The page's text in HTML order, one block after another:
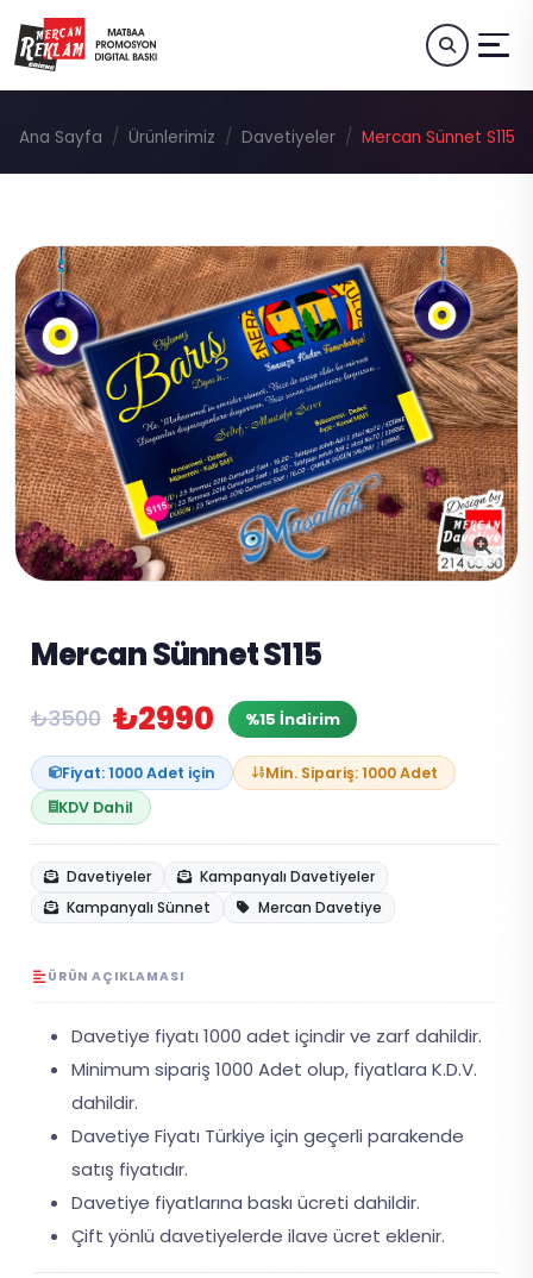
Ana Sayfa Ürünlerimiz Davetiyeler Mercan Sünnet S115
Mercan Sünnet S115
₺3500 ₺2990 %15 İndirim
Fiyat: 1000 Adet için
Min. Sipariş: 1000 Adet
KDV Dahil
Davetiyeler
Kampanyalı Davetiyeler
Kampanyalı Sünnet
Mercan Davetiye
ÜRÜN AÇIKLAMASI
Davetiye fiyatı 1000 adet içindir ve zarf dahildir.
Minimum sipariş 1000 Adet olup, fiyatlara K.D.V.
dahildir.
Davetiye Fiyatı Türkiye için geçerli parakende
satış fiyatıdır.
Davetiye fiyatlarına baskı ücreti dahildir.
Çift yönlü davetiyelerde ilave ücret eklenir.